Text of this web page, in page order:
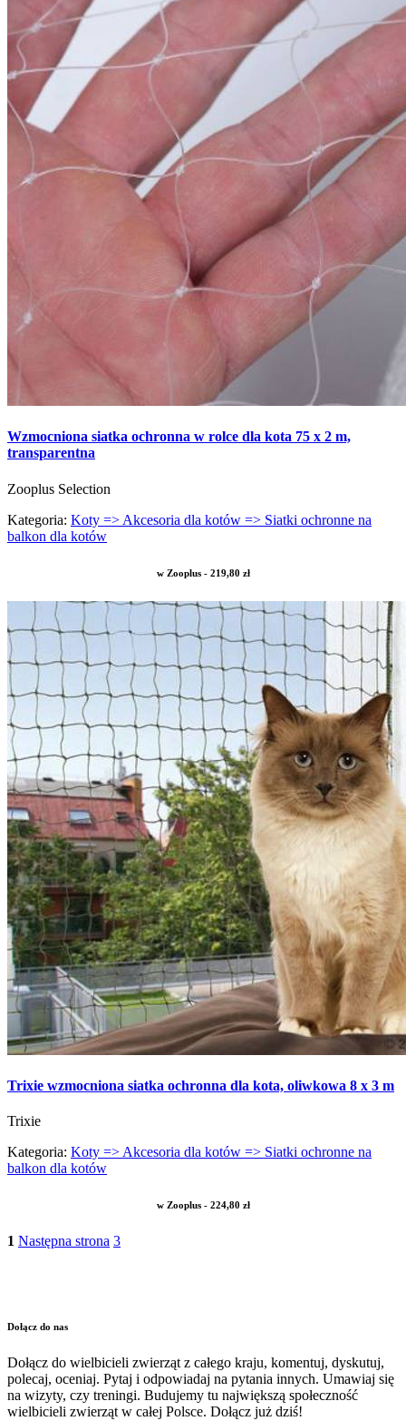
Wzmocniona siatka ochronna w rolce dla kota 75 x 2 m,
transparentna
Zooplus Selection
Kategoria: Koty => Akcesoria dla kotów => Siatki ochronne na
balkon dla kotów
w Zooplus - 219,80 zł
Trixie wzmocniona siatka ochronna dla kota, oliwkowa 8 x 3 m
Trixie
Kategoria: Koty => Akcesoria dla kotów => Siatki ochronne na
balkon dla kotów
w Zooplus - 224,80 zł
1 Następna strona 3
Dołącz do nas
Dołącz do wielbicieli zwierząt z całego kraju, komentuj, dyskutuj,
polecaj, oceniaj. Pytaj i odpowiadaj na pytania innych. Umawiaj się
na wizyty, czy treningi. Budujemy tu największą społeczność
wielbicieli zwierząt w całej Polsce. Dołącz już dziś!